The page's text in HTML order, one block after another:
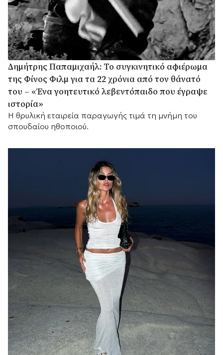
Δημήτρης Παπαμιχαήλ: Το συγκινητικό αφιέρωμα
της Φίνος Φιλμ για τα 22 χρόνια από τον θάνατό
του – «Ένα γοητευτικό λεβεντόπαιδο που έγραψε
ιστορία»
Η θρυλική εταιρεία παραγωγής τιμά τη μνήμη του
σπουδαίου ηθοποιού.